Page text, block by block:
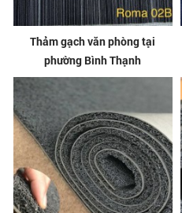
Thảm gạch văn phòng tại
phường Bình Thạnh